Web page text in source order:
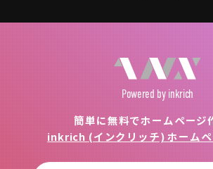
Powered by inkrich
簡単に無料でホームページ
inkrich (インクリッチ) ホームペ